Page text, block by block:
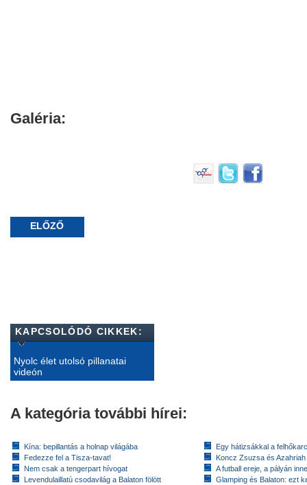
Galéria:
ELŐZŐ
KAPCSOLÓDÓ CIKKEK:
Nyolc élet utolsó pillanatai
videón
A kategória további hírei:
Kína: bepillantás a holnap világába
Fedezze fel a Tisza-tavat!
Nem csak a tengerpart hívogat
Levendulaillatú csodavilág a Balaton fölött
Egy hátizsákkal a
Koncz Zsuzsa és
A futball ereje, a pályán
Glamping és Balaton: ezt